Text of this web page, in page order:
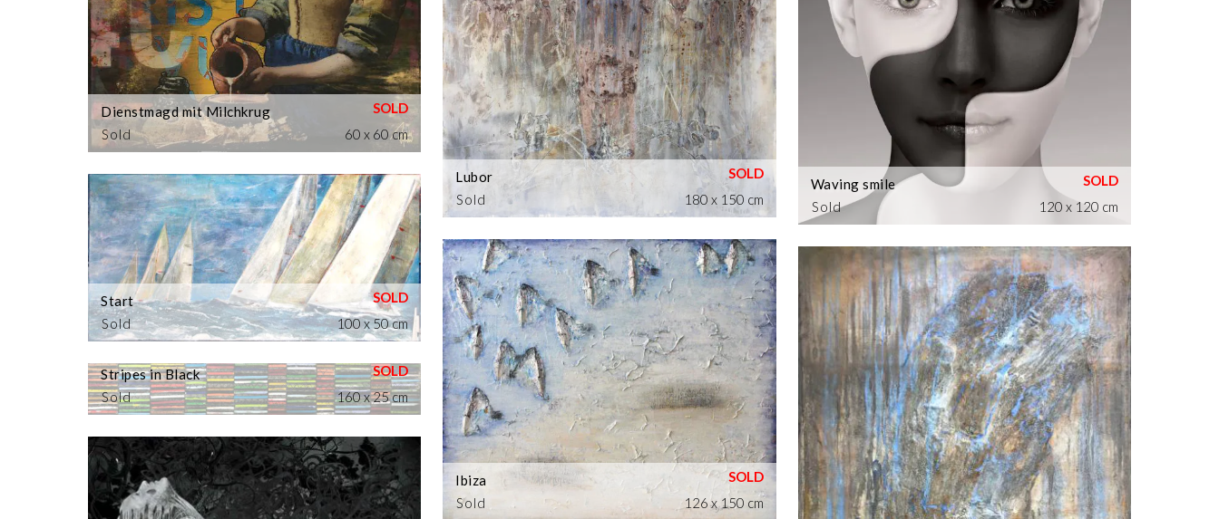
Sold
Dienstmagd mit Milchkrug
60 x 60 cm
Sold
Start
100 x 50 cm
Sold
Stripes in Black
160 x 25 cm
Sold
Lubor
180 x 150 cm
Sold
Ibiza
126 x 150 cm
Sold
Waving smile
120 x 120 cm